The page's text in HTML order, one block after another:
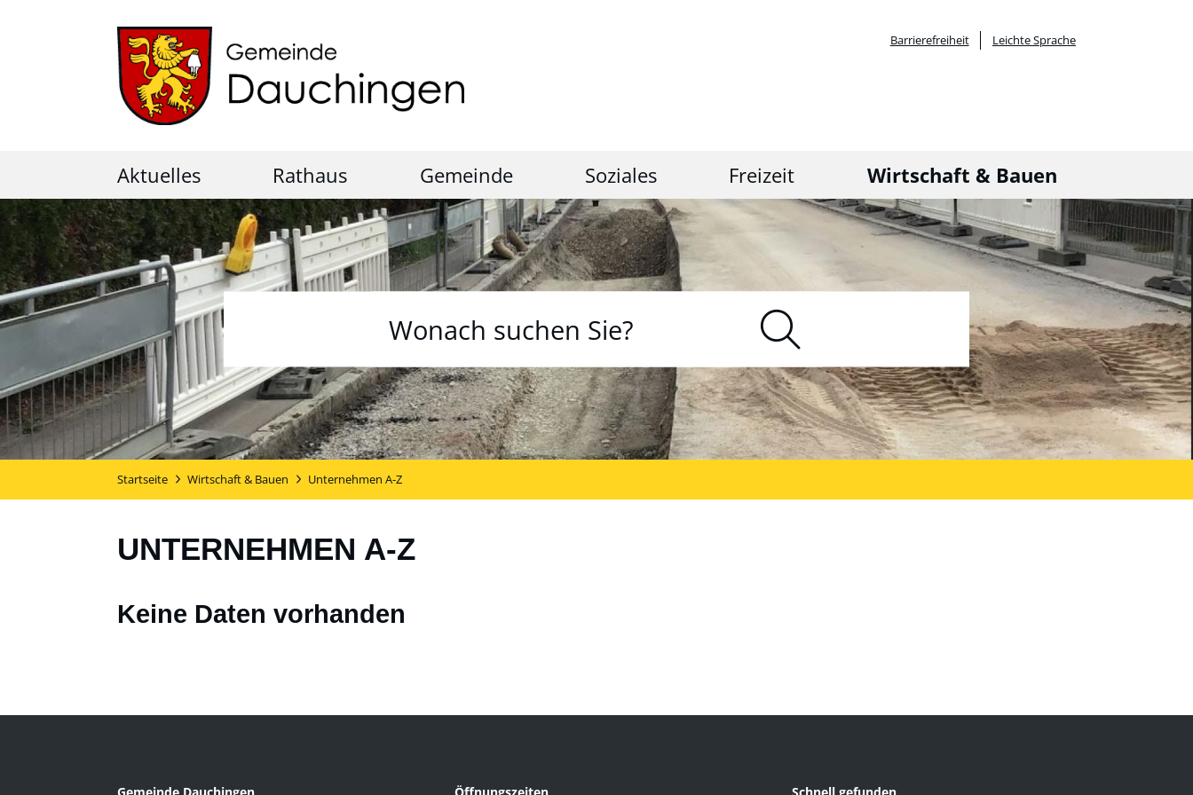
Barrierefreiheit Leichte Sprache
Aktuelles Rathaus Gemeinde Soziales Freizeit Wirtschaft & Bauen
Startseite Wirtschaft & Bauen Unternehmen A-Z
UNTERNEHMEN A-Z
Keine Daten vorhanden